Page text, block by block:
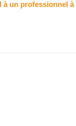
un professionnel à